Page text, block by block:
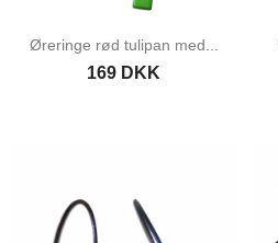
Øreringe rød tulipan med...
169 DKK